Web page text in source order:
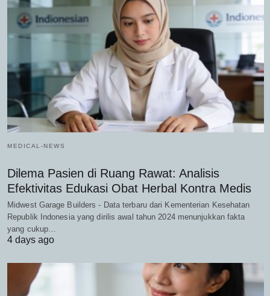
MEDICAL-NEWS
Dilema Pasien di Ruang Rawat: Analisis
Efektivitas Edukasi Obat Herbal Kontra Medis
Midwest Garage Builders - Data terbaru dari Kementerian Kesehatan
Republik Indonesia yang dirilis awal tahun 2024 menunjukkan fakta
yang cukup…
4 days ago